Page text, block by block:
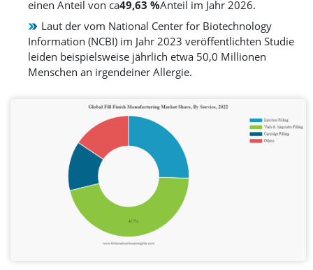
einen Anteil von ca49,63 %Anteil im Jahr 2026.
Laut der vom National Center for Biotechnology
Information (NCBI) im Jahr 2023 veröffentlichten Studie
leiden beispielsweise jährlich etwa 50,0 Millionen
Menschen an irgendeiner Allergie.